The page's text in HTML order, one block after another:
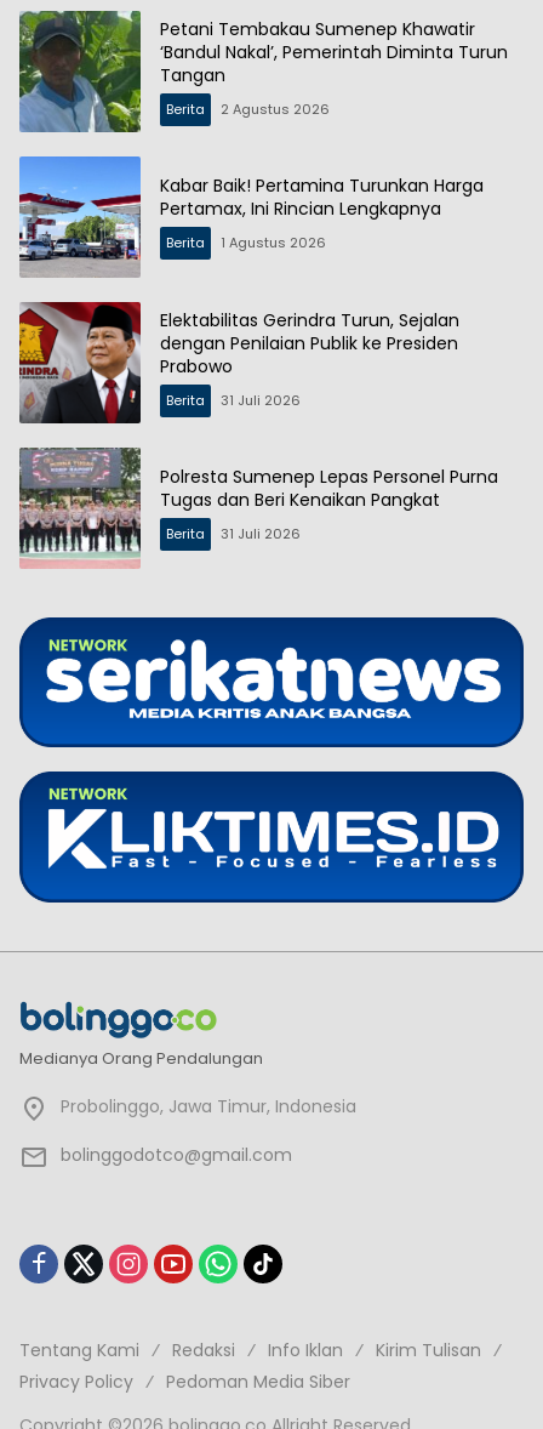
Petani Tembakau Sumenep Khawatir
‘Bandul Nakal’, Pemerintah Diminta Turun
Tangan
Berita 2 Agustus 2026
Kabar Baik! Pertamina Turunkan Harga
Pertamax, Ini Rincian Lengkapnya
Berita 1 Agustus 2026
Elektabilitas Gerindra Turun, Sejalan
dengan Penilaian Publik ke Presiden
Prabowo
Berita 31 Juli 2026
Polresta Sumenep Lepas Personel Purna
Tugas dan Beri Kenaikan Pangkat
Berita 31 Juli 2026
Medianya Orang Pendalungan
Probolinggo, Jawa Timur, Indonesia
bolinggodotco@gmail.com
Tentang Kami Redaksi Info Iklan
Kirim Tulisan
Privacy Policy
Pedoman Media Siber